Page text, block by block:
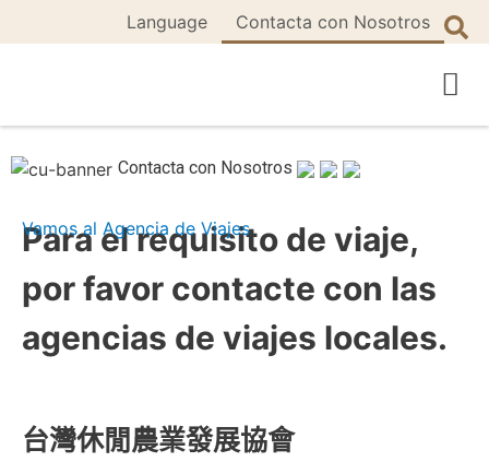
Language Contacta con Nosotros
Contacta con Nosotros
Para el requisito de viaje,
por favor contacte con las
agencias de viajes locales.
Vamos al Agencia de Viajes
台灣休閒農業發展協會